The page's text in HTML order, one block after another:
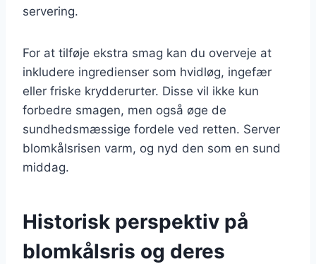
servering.
For at tilføje ekstra smag kan du overveje at
inkludere ingredienser som hvidløg, ingefær
eller friske krydderurter. Disse vil ikke kun
forbedre smagen, men også øge de
sundhedsmæssige fordele ved retten. Server
blomkålsrisen varm, og nyd den som en sund
middag.
Historisk perspektiv på
blomkålsris og deres